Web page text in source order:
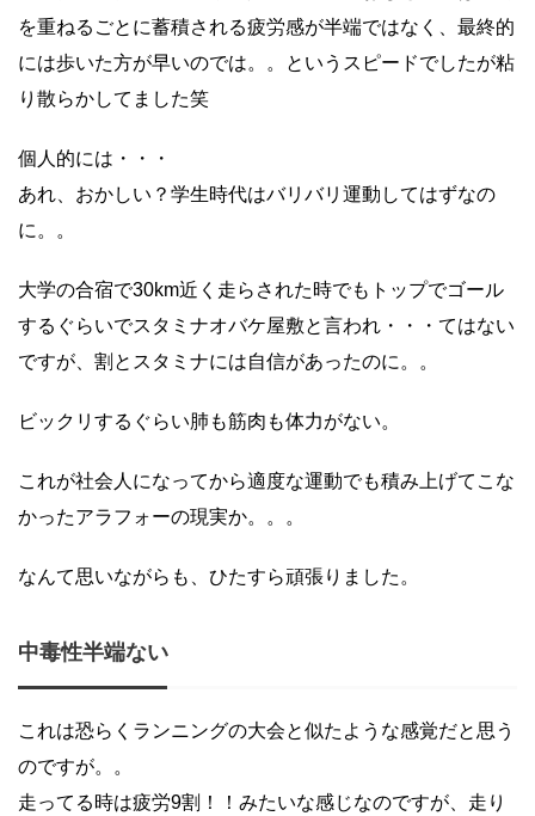
を重ねるごとに蓄積される疲労感が半端ではなく、最終的
には歩いた方が早いのでは。。というスピードでしたが粘
り散らかしてました笑
個人的には・・・
あれ、おかしい？学生時代はバリバリ運動してはずなの
に。。
大学の合宿で30km近く走らされた時でもトップでゴール
するぐらいでスタミナオバケ屋敷と言われ・・・てはない
ですが、割とスタミナには自信があったのに。。
ビックリするぐらい肺も筋肉も体力がない。
これが社会人になってから適度な運動でも積み上げてこな
かったアラフォーの現実か。。。
なんて思いながらも、ひたすら頑張りました。
中毒性半端ない
これは恐らくランニングの大会と似たような感覚だと思う
のですが。。
走ってる時は疲労9割！！みたいな感じなのですが、走り